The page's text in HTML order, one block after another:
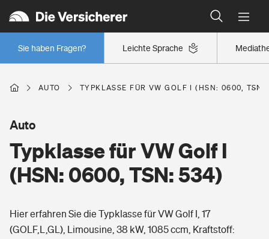
Leichte Sprache
Sie haben Fragen?
Wer versichert was: Jetzt Versicherer finden
Regionalklassen: So ist Ihre Region eingestuft
Wer versichert was: Jetzt Versicherer finden
Berufsunfähigkeitsversicherung
Erwerbsunfähigkeitsversicherung
Grundfähigkeitsversicherung
Wohnen
Freizeit
AUTO TYPKLASSE FÜR VW GOLF I (HSN: 0600, TSN:
Typklasse für VW Golf I
(HSN: 0600, TSN: 534)
Auto
Hier erfahren Sie die Typklasse für VW Golf I, 17
(GOLF,L,GL), Limousine, 38 kW, 1085 ccm, Kraftstoff: